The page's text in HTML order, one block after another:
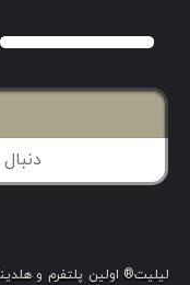
لیلیت® اولین پلتفرم و